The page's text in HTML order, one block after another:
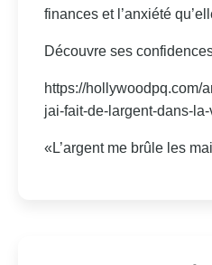
finances et l’anxiété
Découvre ses
https://hollywoodpq.com/
jai-fait-de-largent-dans-
«L’argent me brûle les